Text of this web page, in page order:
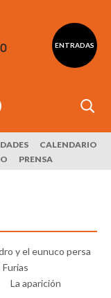
ENTRADAS
CALENDARIO
PRENSA
y el eunuco persa
Furias
La aparición